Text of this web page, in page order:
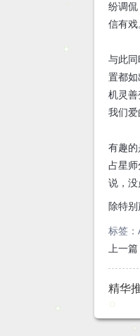
纷调侃
信有戏
与此
置都
机灵
我们爱
有趣
占星
说，没
除特
标签：
上一
精华